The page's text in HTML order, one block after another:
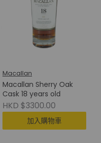
Macallan
Macallan Sherry Oak
Cask 18 years old
HKD $3300.00
加入購物車